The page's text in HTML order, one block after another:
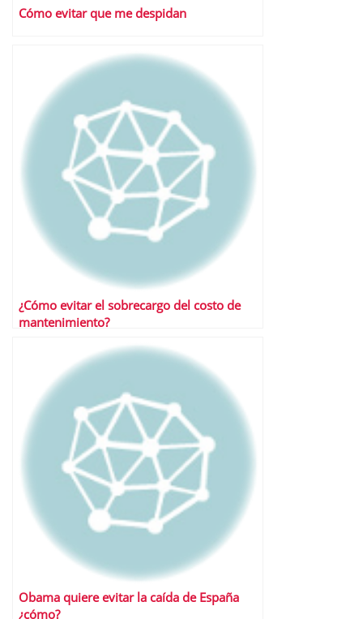
Cómo evitar que me despidan
¿Cómo evitar el sobrecargo del costo de
mantenimiento?
Obama quiere evitar la caída de España
¿cómo?